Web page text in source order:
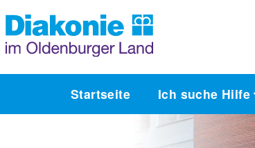
Startseite Ich suche Hilfe